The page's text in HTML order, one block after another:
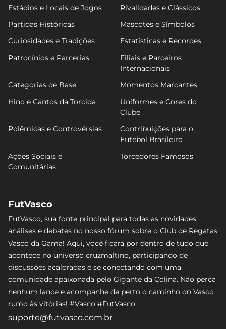
Estádios e Locais de Jogos
Rivalidades e Clássicos
Partidas Históricas
Mascotes e Símbolos
Curiosidades e Tradições
Estatísticas e Recordes
Patrocínios e Parcerias
Filiais e Parceiros
Internacionais
Categorias de Base
Momentos Marcantes
Hino e Cantos da Torcida
Uniformes e Cores do
Clube
Polêmicas e Controvérsias
Contribuições para o
Futebol Brasileiro
Ações Sociais e
Comunitárias
Torcedores Famosos
FutVasco
FutVasco, sua fonte principal para todas as novidades,
análises e debates no nosso fórum sobre o Club de Regatas
Vasco da Gama! Aqui, você ficará por dentro de tudo que
acontece no universo cruzmaltino, participando de
discussões acaloradas e se conectando com uma
comunidade apaixonada pelo Gigante da Colina. Não perca
nenhum lance e acompanhe de perto o caminho do Vasco
rumo às vitórias! #Vasco #FutVasco
suporte@futvasco.com.br